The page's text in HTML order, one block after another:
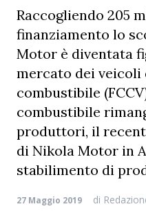
Raccogliendo 205
finanziamento lo
Motor è diventata
mercato dei veicoli
combustibile
combustibile
produttori, il
di Nikola Motor in
stabilimento di
27 Maggio 2019 di